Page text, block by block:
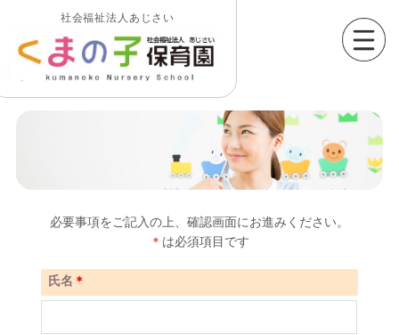
社会福祉法人あじさい
必要事項をご記入の上、確認画面にお進みください。
＊ は必須項目です
氏名 ＊